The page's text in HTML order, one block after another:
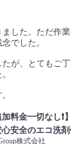
した。ただ作
でした。
が、とてもご
加料金一切なし❗️
心安全のエコ洗
株式会社